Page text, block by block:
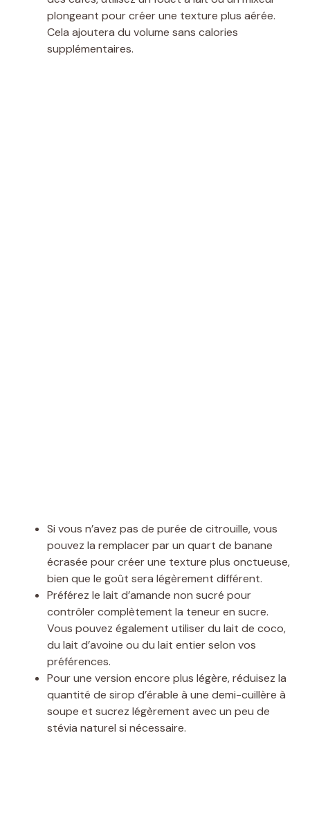
plongeant pour créer une texture plus aérée.
Cela ajoutera du volume sans calories
supplémentaires.
Si vous n’avez pas de purée de citrouille, vous
pouvez la remplacer par un quart de banane
écrasée pour créer une texture plus onctueuse,
bien que le goût sera légèrement différent.
Préférez le lait d’amande non sucré pour
contrôler complètement la teneur en sucre.
Vous pouvez également utiliser du lait de coco,
du lait d’avoine ou du lait entier selon vos
préférences.
Pour une version encore plus légère, réduisez la
quantité de sirop d’érable à une demi-cuillère à
soupe et sucrez légèrement avec un peu de
stévia naturel si nécessaire.